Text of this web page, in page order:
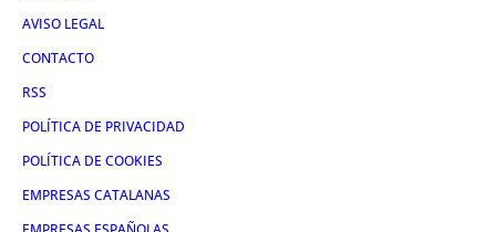
AVISO LEGAL
CONTACTO
RSS
POLÍTICA DE PRIVACIDAD
POLÍTICA DE COOKIES
EMPRESAS CATALANAS